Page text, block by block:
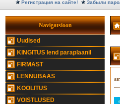
Регистрация на сайте!
Забыли
Navigatsioon
Uudised
KINGITUS lend paraplaanil
FIRMAST
LENNUBAAS
KOOLITUS
VOISTLUSED